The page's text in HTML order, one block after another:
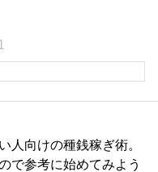
人向けの種銭稼ぎ術。
で参考に始めてみよう